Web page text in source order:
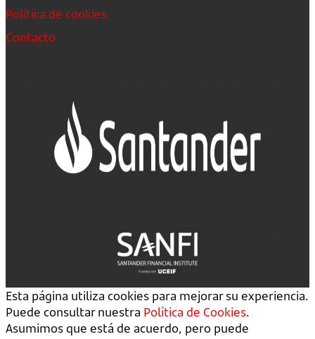
Política de cookies
Contacto
Esta página utiliza cookies para mejorar su experiencia.
Puede consultar nuestra Política de Cookies.
Asumimos que está de acuerdo, pero puede